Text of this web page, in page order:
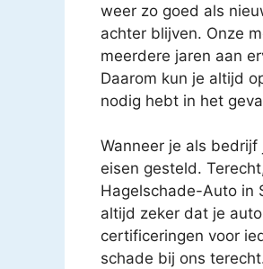
weer zo goed als
achter blijven. Onze
meerdere jaren aan
Daarom kun je altijd
nodig hebt in het
Wanneer je als
eisen gesteld.
Hagelschade-Auto in
altijd zeker dat je
certificeringen voor
schade bij ons